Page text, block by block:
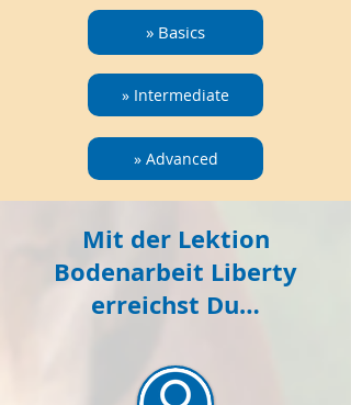
» Basics
» Intermediate
» Advanced
Mit der Lektion
Bodenarbeit Liberty
erreichst Du…